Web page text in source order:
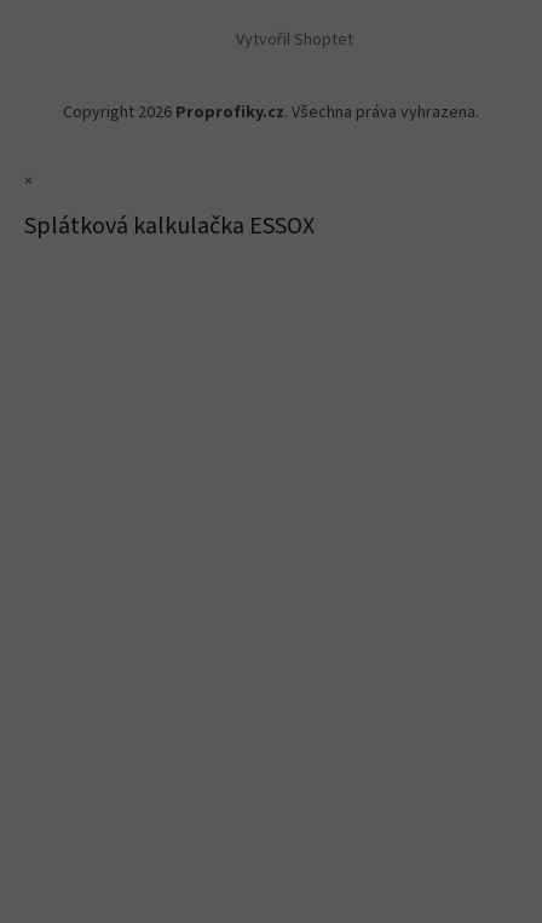
Vytvořil Shoptet
Copyright 2026 Proprofiky.cz. Všechna práva vyhrazena.
×
Splátková kalkulačka ESSOX